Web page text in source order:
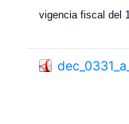
vigencia fiscal del